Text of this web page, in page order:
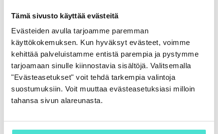
Tämä sivusto käyttää evästeitä
Evästeiden avulla tarjoamme paremman
käyttökokemuksen. Kun hyväksyt evästeet, voimme
kehittää palveluistamme entistä parempia ja pystymme
tarjoamaan sinulle kiinnostavia sisältöjä. Valitsemalla
"Evästeasetukset" voit tehdä tarkempia valintoja
suostumuksiin. Voit muuttaa evästeasetuksiasi milloin
tahansa sivun alareunasta.
VALITSE
VALITSE